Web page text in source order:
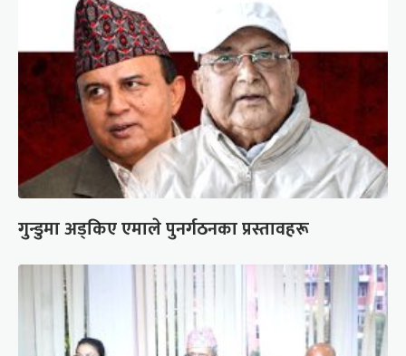
गुन्डुमा अड्किए एमाले पुनर्गठनका प्रस्तावहरू